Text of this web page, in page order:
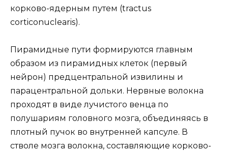
корково-ядерным путем (tractus
corticonuclearis).
Пирамидные пути формируются главным
образом из пирамидных клеток (первый
нейрон) предцентральной извилины и
парацентральной дольки. Нервные волокна
проходят в виде лучистого венца по
полушариям головного мозга, объединяясь в
плотный пучок во внутренней капсуле. В
стволе мозга волокна, составляющие корково-